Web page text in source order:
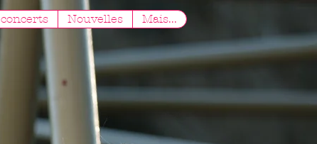
concerts Nouvelles Mais...